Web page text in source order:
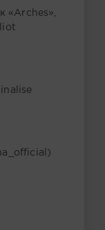
«Arches»,